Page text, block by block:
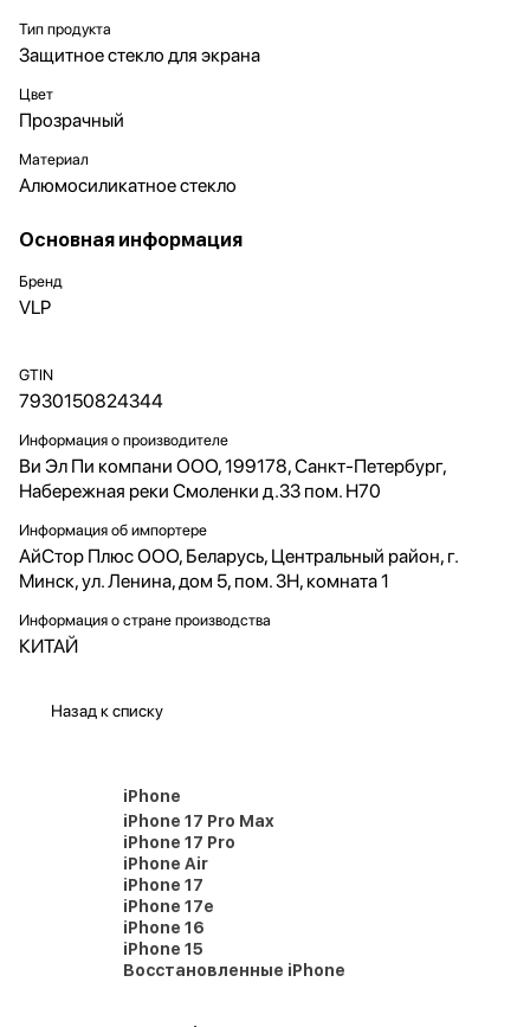
Тип продукта
Защитное стекло для экрана
Цвет
Прозрачный
Материал
Алюмосиликатное стекло
Основная информация
Бренд
VLP
GTIN
7930150824344
Информация о производителе
Ви Эл Пи компани ООО, 199178, Санкт-Петербург,
Набережная реки Смоленки д.33 пом. Н70
Информация об импортере
АйСтор Плюс ООО, Беларусь, Центральный район, г.
Минск, ул. Ленина, дом 5, пом. 3Н, комната 1
Информация о стране производства
КИТАЙ
Назад к списку
iPhone
iPhone 17 Pro Max
iPhone 17 Pro
iPhone Air
iPhone 17
iPhone 17e
iPhone 16
iPhone 15
Восстановленные iPhone